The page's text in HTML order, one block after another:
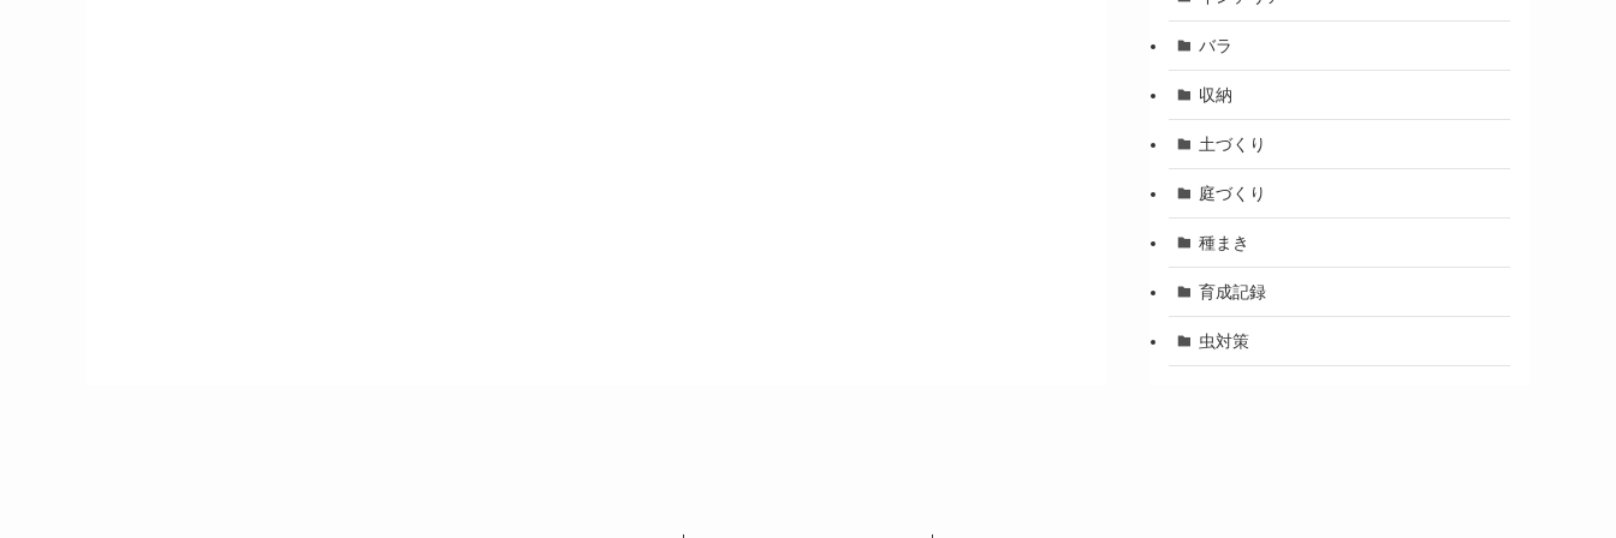
バラ
収納
土づくり
庭づくり
種まき
育成記録
虫対策